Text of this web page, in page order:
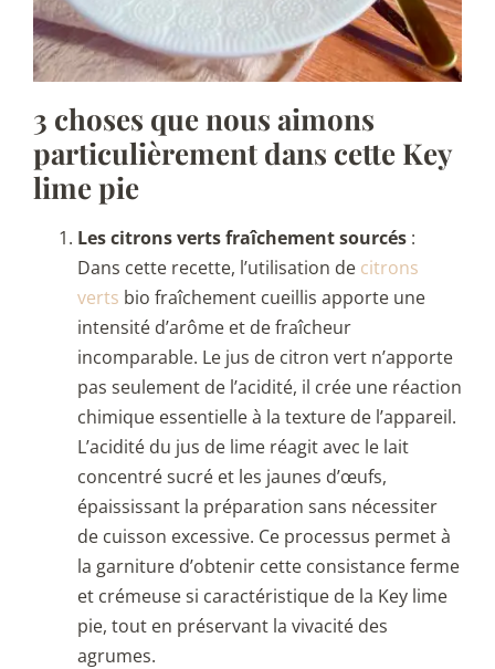
3 choses que nous aimons
particulièrement dans cette Key
lime pie
Les citrons verts fraîchement sourcés :
Dans cette recette, l’utilisation de citrons
verts bio fraîchement cueillis apporte une
intensité d’arôme et de fraîcheur
incomparable. Le jus de citron vert n’apporte
pas seulement de l’acidité, il crée une réaction
chimique essentielle à la texture de l’appareil.
L’acidité du jus de lime réagit avec le lait
concentré sucré et les jaunes d’œufs,
épaississant la préparation sans nécessiter
de cuisson excessive. Ce processus permet à
la garniture d’obtenir cette consistance ferme
et crémeuse si caractéristique de la Key lime
pie, tout en préservant la vivacité des
agrumes.